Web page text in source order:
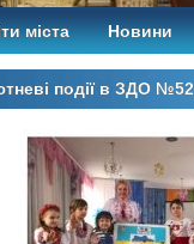
міста Новини
події в ЗДО №52